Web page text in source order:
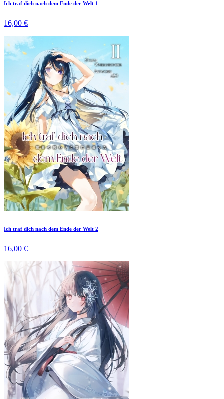
Ich traf dich nach dem Ende der Welt 1
16,00 €
Ich traf dich nach dem Ende der Welt 2
16,00 €